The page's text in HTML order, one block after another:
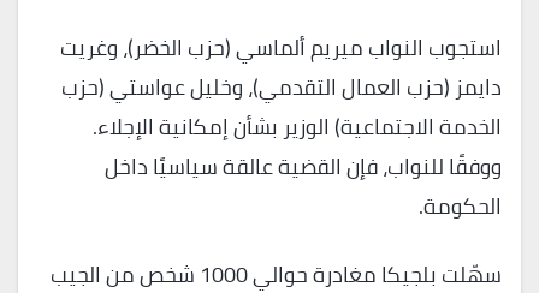
استجوب النواب ميريم ألماسي (حزب الخضر)، وغريت
دايمز (حزب العمال التقدمي)، وخليل عواستي (حزب
الخدمة الاجتماعية) الوزير بشأن إمكانية الإجلاء.
ووفقًا للنواب، فإن القضية عالقة سياسيًا داخل
الحكومة.
سهّلت بلجيكا مغادرة حوالي 1000 شخص من الجيب